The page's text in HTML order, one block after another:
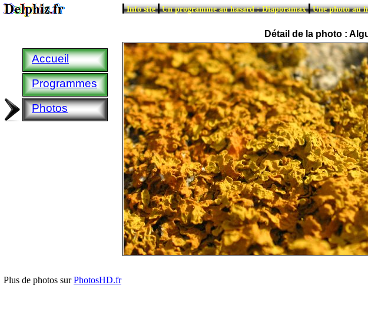
Info site Un programme au hasard : Diaporamax Une photo au
Accueil
Programmes
Photos
Détail de la photo :
Plus de photos surPhotosHD.fr